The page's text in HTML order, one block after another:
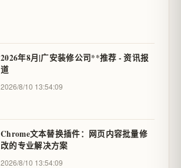
2026年8月|广安装修公司**推荐 - 资讯报
道
2026/8/10 13:54:09
Chrome文本替换插件：网页内容批量修
改的专业解决方案
2026/8/10 13:54:09